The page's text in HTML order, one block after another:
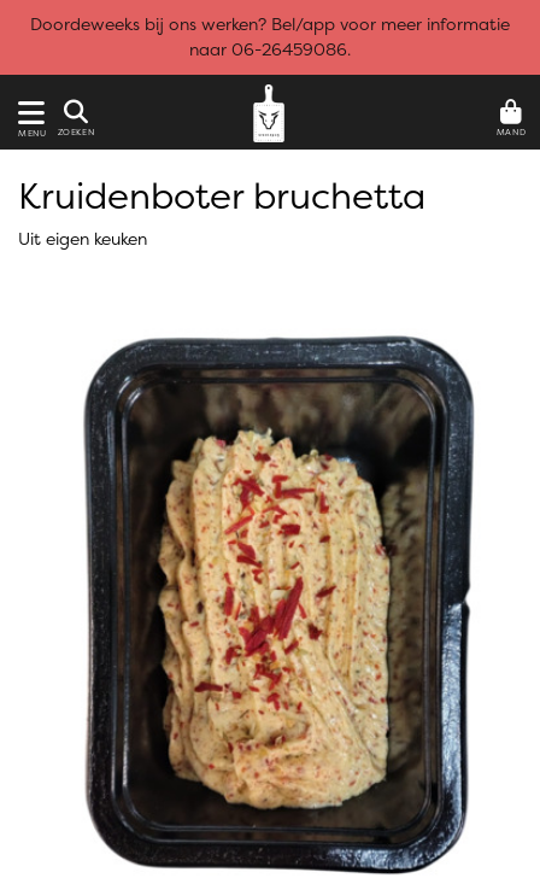
Doordeweeks bij ons werken? Bel/app voor meer informatie
naar 06-26459086.
MENU ZOEKEN MAND
Kruidenboter bruchetta
Uit eigen keuken